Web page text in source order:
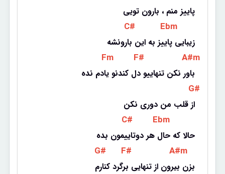
پاییز منم ، بارون تویی
C# Ebm
زیبایی پاییز به این بارونشه
Fm F# A#m
باور نکن تنهاییو دل کندنو یادم نده
G#
از قلب من دوری نکن
C# Ebm
حالا که حال هر دوتاییمون بده
G# F# A#m
بزن بیرون از تنهایی برگرد کنارم